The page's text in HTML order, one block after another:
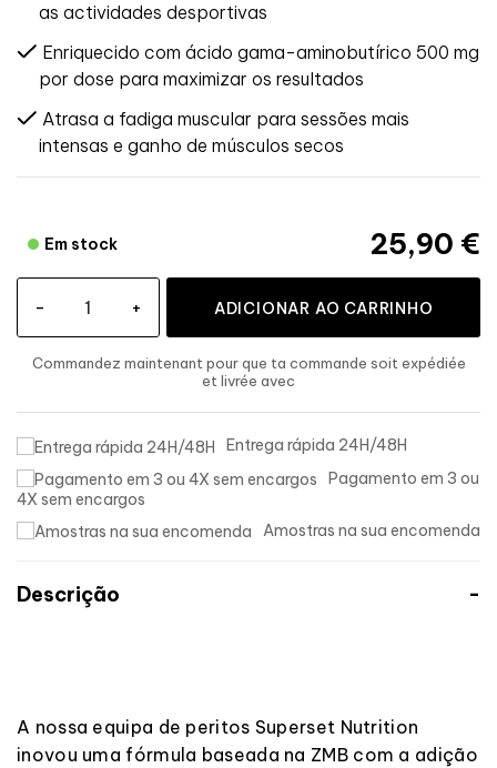
as actividades desportivas
Enriquecido com ácido gama-aminobutírico 500 mg
por dose para maximizar os resultados
Atrasa a fadiga muscular para sessões mais
intensas e ganho de músculos secos
25,90 €
Em stock
- + ADICIONAR AO CARRINHO
Commandez maintenantpour que ta commande soit expédiée
et livrée avec
Entrega rápida 24H/48H
Pagamento em 3 ou
4X sem encargos
Amostras na sua encomenda
Descrição
A nossa equipa de peritos Superset Nutrition
inovou uma fórmula baseada na ZMB com a adição